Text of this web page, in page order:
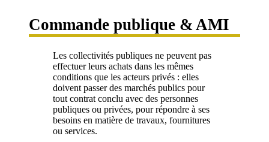
Commande publique & AMI
Les collectivités publiques ne peuvent pas
effectuer leurs achats dans les mêmes
conditions que les acteurs privés : elles
doivent passer des marchés publics pour
tout contrat conclu avec des personnes
publiques ou privées, pour répondre à ses
besoins en matière de travaux, fournitures
ou services.